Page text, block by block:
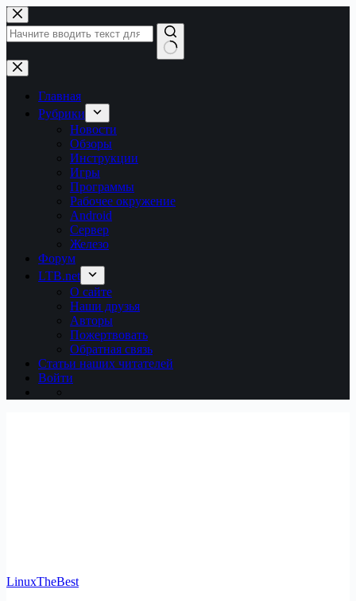
Перейти
к
сути
Ничего
не
найденоГлавная
Рубрики
Новости
Обзоры
Инструкции
Игры
Программы
Рабочее окружение
Android
Сервер
Железо
Форум
LTB.net
О сайте
Наши друзья
Авторы
Пожертвовать
Обратная связь
Статьи наших читателей
Войти
LinuxTheBest